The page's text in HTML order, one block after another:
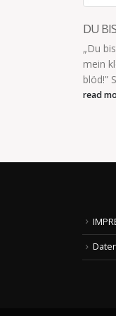
„Das ist lieb,
„Nein! Du bist